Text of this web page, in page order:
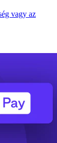
vagy az